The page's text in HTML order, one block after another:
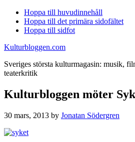
Hoppa till huvudinnehåll
Hoppa till det primära sidofältet
Hoppa till sidfot
Kulturbloggen.com
Sveriges största kulturmagasin: musik,
teaterkritik
Kulturbloggen möter
30 mars, 2013 by Jonatan Södergren